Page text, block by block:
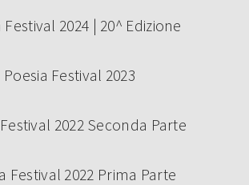
Festival 2024 | 20^ Edizione
Poesia Festival 2023
2022 Seconda Parte
Festival 2022 Prima Parte